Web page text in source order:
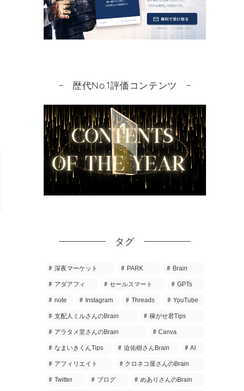
歴代No.1評価コンテンツ
タグ
深夜マーケット PARK Brain
アダアフィ セールスマート GPTs
note Instagram Threads YouTube
支配人ミルさんのBrain 稼がせ君Tips
アラタメ堂さんのBrain Canva
なまいきくんTips 迫佑樹さんBrain AI
アフィリエイト クロネコ屋さんのBrain
Twitter ブログ めありさんのBrain